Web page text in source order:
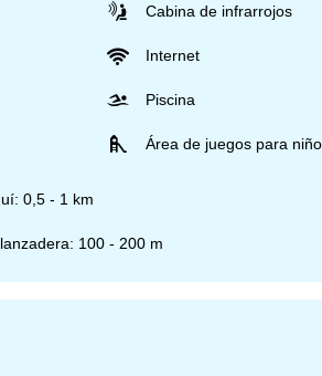
Cabina de infrarrojos
Internet
Piscina
Área de juegos para
0,5 - 1 km
100 - 200 m